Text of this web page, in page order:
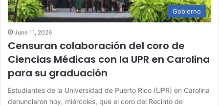
Gobierno
June 11, 2026
Censuran colaboración del coro de
Ciencias Médicas con la UPR en Carolina
para su graduación
Estudiantes de la Universidad de Puerto Rico (UPR) en Carolina
denunciaron hoy, miércoles, que el coro del Recinto de